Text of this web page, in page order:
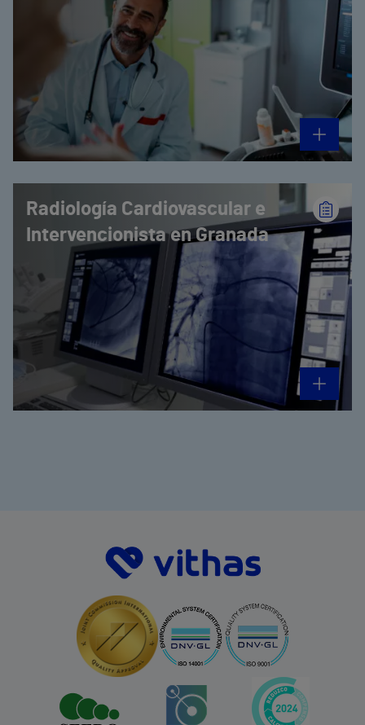
Radiología Cardiovascular e
Intervencionista en Granada